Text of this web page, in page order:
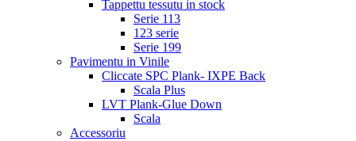
Tappettu tessutu in stock
Serie 113
123 serie
Serie 199
Pavimentu in Vinile
Cliccate SPC Plank- IXPE Back
Scala Plus
LVT Plank-Glue Down
Scala
Accessoriu